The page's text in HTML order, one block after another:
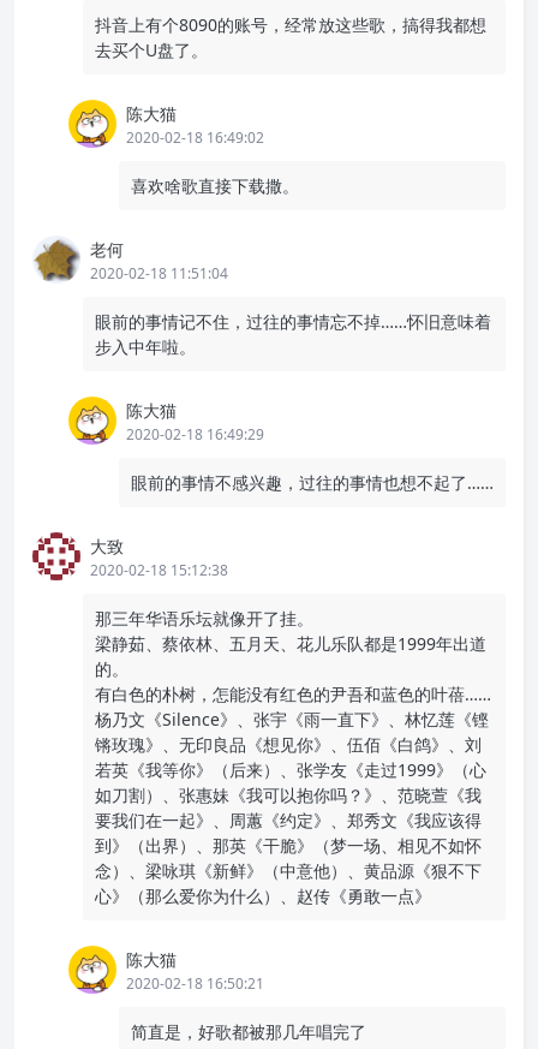
抖音上有个8090的账号，经常放这些歌，搞得我都想
去买个U盘了。
陈大猫
2020-02-18 16:49:02
喜欢啥歌直接下载撒。
老何
2020-02-18 11:51:04
眼前的事情记不住，过往的事情忘不掉……怀旧意味着
步入中年啦。
陈大猫
2020-02-18 16:49:29
眼前的事情不感兴趣，过往的事情也想不起了……
大致
2020-02-18 15:12:38
那三年华语乐坛就像开了挂。
梁静茹、蔡依林、五月天、花儿乐队都是1999年出道
的。
有白色的朴树，怎能没有红色的尹吾和蓝色的叶蓓……
杨乃文《Silence》、张宇《雨一直下》、林忆莲《铿
锵玫瑰》、无印良品《想见你》、伍佰《白鸽》、刘
若英《我等你》（后来）、张学友《走过1999》（心
如刀割）、张惠妹《我可以抱你吗？》、范晓萱《我
要我们在一起》、周蕙《约定》、郑秀文《我应该得
到》（出界）、那英《干脆》（梦一场、相见不如怀
念）、梁咏琪《新鲜》（中意他）、黄品源《狠不下
心》（那么爱你为什么）、赵传《勇敢一点》
陈大猫
2020-02-18 16:50:21
简直是，好歌都被那几年唱完了